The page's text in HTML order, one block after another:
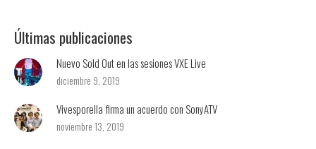
Últimas publicaciones
Nuevo Sold Out en las sesiones VXE Live
diciembre 9, 2019
Vivesporella firma un acuerdo con SonyATV
noviembre 13, 2019